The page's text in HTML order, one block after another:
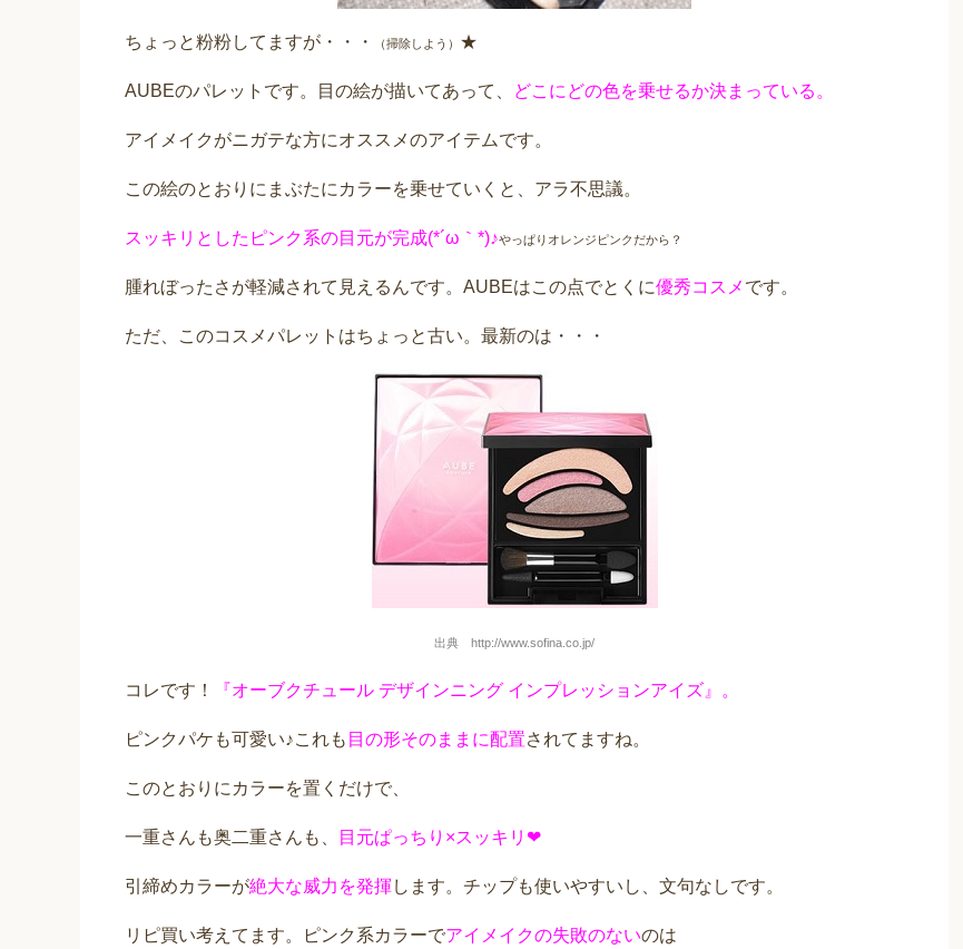
ちょっと粉粉してますが・・・ （掃除しよう） ★
AUBEのパレットです。目の絵が描いてあって、 どこにどの色を乗せるか決まっている。
アイメイクがニガテな方にオススメのアイテムです。
この絵のとおりにまぶたにカラーを乗せていくと、アラ不思議。
スッキリとしたピンク系の目元が完成(*´ω｀*)♪やっぱりオレンジピンクだから？
腫れぼったさが軽減されて見えるんです。AUBEはこの点でとくに優秀コスメ です。
ただ、このコスメパレットはちょっと古い。最新のは・・・
出典 http://www.sofina.co.jp/
コレです！ 『オーブクチュール デザインニング インプレッションアイズ』。
ピンクパケも可愛い♪これも 目の形そのままに配置されてますね。
このとおりにカラーを置くだけで、
一重さんも奥二重さんも、 目元ぱっちり×スッキリ❤
引締めカラーが絶大な威力を発揮 します。チップも使いやすいし、文句なしです。
リピ買い考えてます。ピンク系カラーでアイメイクの失敗のないのは